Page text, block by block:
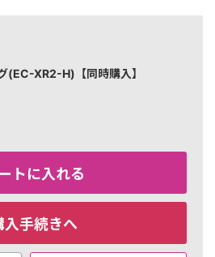
(EC-XR2-H)【同時購入】
トに入れる
入手続きへ